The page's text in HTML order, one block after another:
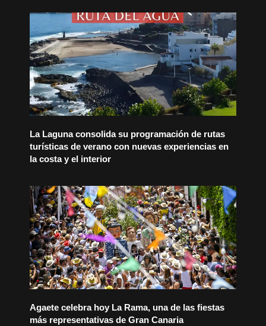
La Laguna consolida su programación de rutas
turísticas de verano con nuevas experiencias en
la costa y el interior
Agaete celebra hoy La Rama, una de las fiestas
más representativas de Gran Canaria